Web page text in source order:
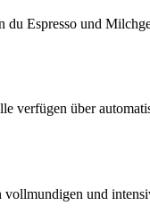
Espresso und
verfügen über
und